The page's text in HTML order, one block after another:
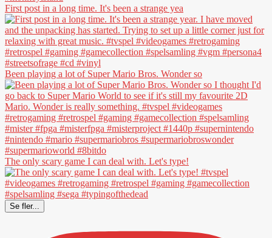
First post in a long time. It's been a strange yea
Been playing a lot of Super Mario Bros. Wonder so
The only scary game I can deal with. Let's type!
Se fler...